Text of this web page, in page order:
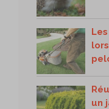
un